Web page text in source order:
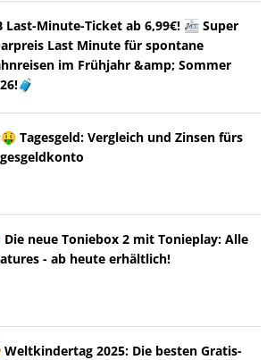
Last-Minute-Ticket ab 6,99€! 🚈 Super
Last Minute für spontane
im Frühjahr &amp; Sommer
Tagesgeld: Vergleich und Zinsen fürs
Die neue Toniebox 2 mit Tonieplay: Alle
- ab heute erhältlich!
Weltkindertag 2025: Die besten Gratis-